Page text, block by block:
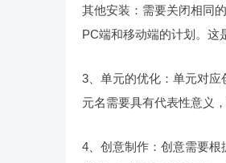
其他安装：需要关闭相同
PC端和移动端的计划。这
3、单元的优化：单元对
元名需要具有代表性意义
4、创意制作：创意需要